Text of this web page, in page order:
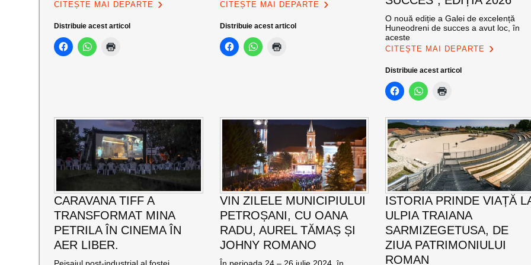
CITEȘTE MAI DEPARTE
Distribuie acest articol
CITEȘTE MAI DEPARTE
Distribuie acest articol
O nouă ediție a Galei de excelență
Huneodreni de succes a avut loc, în
aceste
CITEȘTE MAI DEPARTE
Distribuie acest articol
CARAVANA TIFF A
TRANSFORMAT MINA
PETRILA ÎN CINEMA ÎN
AER LIBER.
VIN ZILELE MUNICIPIULUI
PETROȘANI, CU OANA
RADU, AUREL TĂMAȘ ȘI
JOHNY ROMANO
ISTORIA PRINDE VIAȚĂ
ULPIA TRAIANA
SARMIZEGETUSA, DE
ZIUA PATRIMONIULUI
ROMAN